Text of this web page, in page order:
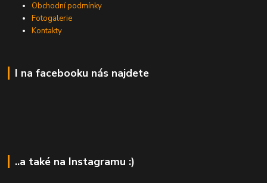
Obchodní podmínky
Fotogalerie
Kontakty
I na facebooku nás najdete
..a také na Instagramu :)